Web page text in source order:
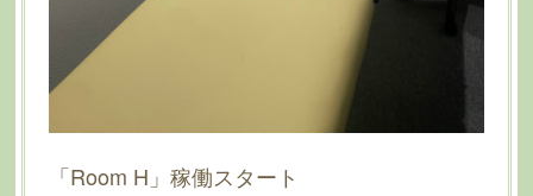
「Room H」稼働スタート